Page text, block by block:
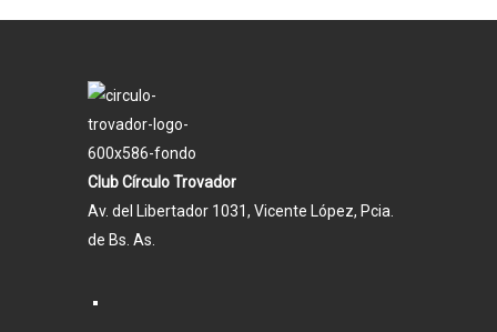
Club Círculo Trovador
Av. del Libertador 1031, Vicente López, Pcia.
de Bs. As.